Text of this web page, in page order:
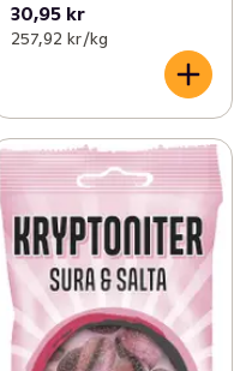
30,95 kr
257,92 kr /kg